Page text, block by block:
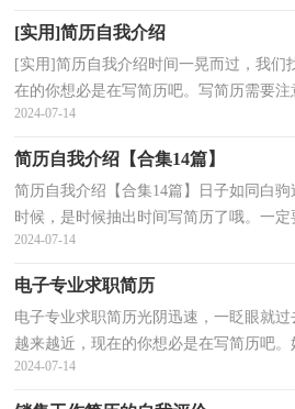
[实用]简历自我介绍
[实用]简历自我介绍时间一晃而过，我们
在的你想必是在写简历吧。写简历需要
帮大家整理的简历自我介绍，欢迎阅读，
2024-07-14
简历自我介绍【合集14篇】
简历自我介绍【合集14篇】日子如同白
时候，是时候抽出时间写简历了哦。一
小编精心整理的简历自我介绍，欢迎大家
2024-07-14
电子专业求职简历
电子专业求职简历光阴迅速，一眨眼就
越来越近，现在的你想必是在写简历吧
点呢？以下是小编收集整理的电子专业求
2024-07-14